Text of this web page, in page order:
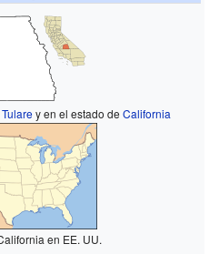
y en el estado de California
en EE. UU.